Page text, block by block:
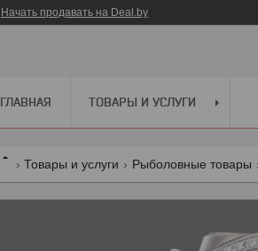
Начать продавать на Deal.by
ГЛАВНАЯ ТОВАРЫ И УСЛУГИ
Товары и услуги Рыболовные товары